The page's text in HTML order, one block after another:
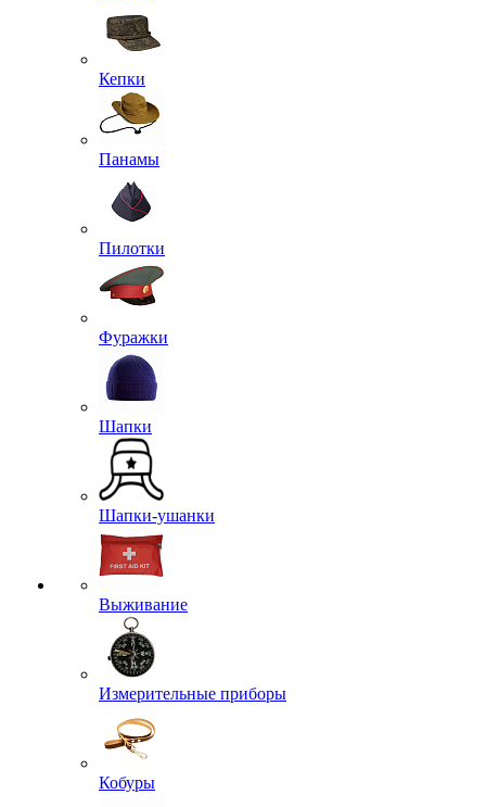
Кепки
Панамы
Пилотки
Фуражки
Шапки
Шапки-ушанки
Выживание
Измерительные приборы
Кобуры